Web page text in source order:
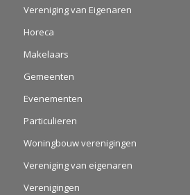
Vereniging van Eigenaren
Horeca
Makelaars
Gemeenten
Evenementen
Particulieren
Woningbouw verenigingen
Vereniging van eigenaren
Verenigingen